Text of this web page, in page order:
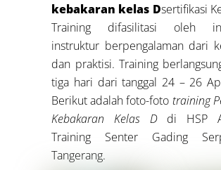
kebakaran kelas Dsertifikasi
Training difasilitasi oleh
instruktur berpengalaman dari
dan praktisi. Training
tiga hari dari tanggal 24 – 26
Berikut adalah foto-foto training
Kebakaran Kelas Ddi HSP
Training Senter Gading
Tangerang.